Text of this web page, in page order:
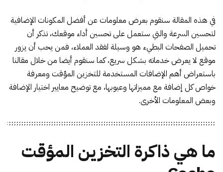
في هذه المقالة سنقوم بعرض معلومات عن أفضل المكونات الإضافية
لتحسين السرعة والتي ستعمل على تحسين أداء موقعك، تذكر أن
تحميل الصفحات البطيء هو وسيلة لفقد العملاء، فمن يحب أن يزور
موقع لا يعرض خدماته بشكل سريع، كما سنقوم أيضا من خلال مقالنا
باستعراض أهم الإضافات المستخدمة للتخزين المؤقت ومعرفة
خواص كل إضافة مع مميزاتها وعيوبها، مع توضيح معايير اختيار الإضافة
وبعض المعلومات الأخرى.
ما هي ذاكرة التخزين المؤقت